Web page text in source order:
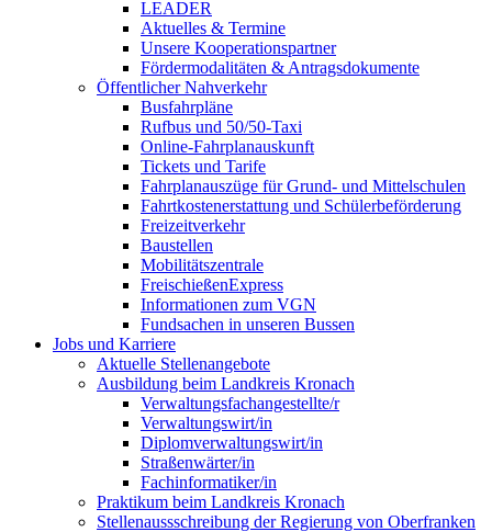
LEADER
Aktuelles & Termine
Unsere Kooperationspartner
Fördermodalitäten & Antragsdokumente
Öffentlicher Nahverkehr
Busfahrpläne
Rufbus und 50/50-Taxi
Online-Fahrplanauskunft
Tickets und Tarife
Fahrplanauszüge für Grund- und Mittelschulen
Fahrtkostenerstattung und Schülerbeförderung
Freizeitverkehr
Baustellen
Mobilitätszentrale
FreischießenExpress
Informationen zum VGN
Fundsachen in unseren Bussen
Jobs und Karriere
Aktuelle Stellenangebote
Ausbildung beim Landkreis Kronach
Verwaltungsfachangestellte/r
Verwaltungswirt/in
Diplomverwaltungswirt/in
Straßenwärter/in
Fachinformatiker/in
Praktikum beim Landkreis Kronach
Stellenaussschreibung der Regierung von Oberfranken